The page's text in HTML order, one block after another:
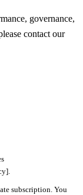
governance,
contact our
subscription. You